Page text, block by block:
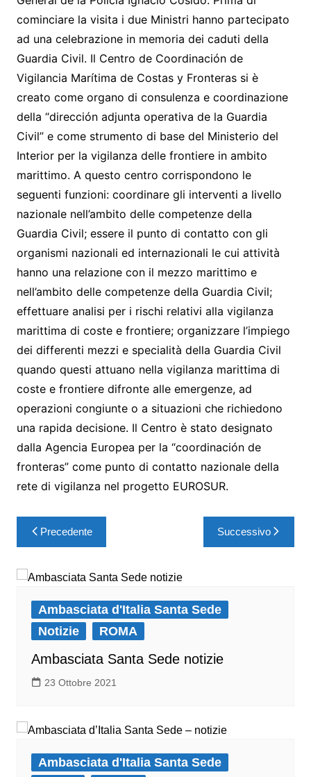
cominciare la visita i due Ministri hanno partecipato
ad una celebrazione in memoria dei caduti della
Guardia Civil. Il Centro de Coordinación de
Vigilancia Marítima de Costas y Fronteras si è
creato come organo di consulenza e coordinazione
della “dirección adjunta operativa de la Guardia
Civil” e come strumento di base del Ministerio del
Interior per la vigilanza delle frontiere in ambito
marittimo. A questo centro corrispondono le
seguenti funzioni: coordinare gli interventi a livello
nazionale nell’ambito delle competenze della
Guardia Civil; essere il punto di contatto con gli
organismi nazionali ed internazionali le cui attività
hanno una relazione con il mezzo marittimo e
nell’ambito delle competenze della Guardia Civil;
effettuare analisi per i rischi relativi alla vigilanza
marittima di coste e frontiere; organizzare l’impiego
dei differenti mezzi e specialità della Guardia Civil
quando questi attuano nella vigilanza marittima di
coste e frontiere difronte alle emergenze, ad
operazioni congiunte o a situazioni che richiedono
una rapida decisione. Il Centro è stato designato
dalla Agencia Europea per la “coordinación de
fronteras” come punto di contatto nazionale della
rete di vigilanza nel progetto EUROSUR.
Precedente Successivo
Ambasciata d'Italia Santa Sede
Notizie
ROMA
Ambasciata Santa Sede notizie
23 Ottobre 2021
Ambasciata d'Italia Santa Sede